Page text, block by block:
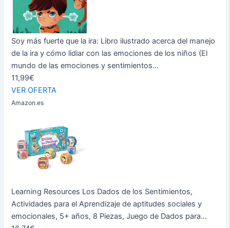
Soy más fuerte que la ira: Libro ilustrado acerca del manejo
de la ira y cómo lidiar con las emociones de los niños (El
mundo de las emociones y sentimientos...
11,99€
VER OFERTA
Amazon.es
Learning Resources Los Dados de los Sentimientos,
Actividades para el Aprendizaje de aptitudes sociales y
emocionales, 5+ años, 8 Piezas, Juego de Dados para...